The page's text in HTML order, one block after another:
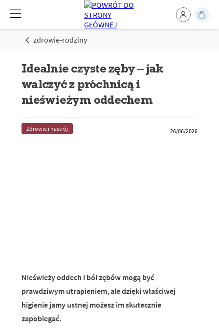
zdrowie-rodziny
Idealnie czyste zęby – jak
walczyć z próchnicą i
nieświeżym oddechem
Zdrowie i nastrój 26/06/2026
Nieświeży oddech i ból zębów mogą być
prawdziwym utrapieniem, ale dzięki właściwej
higienie jamy ustnej możesz im skutecznie
zapobiegać.